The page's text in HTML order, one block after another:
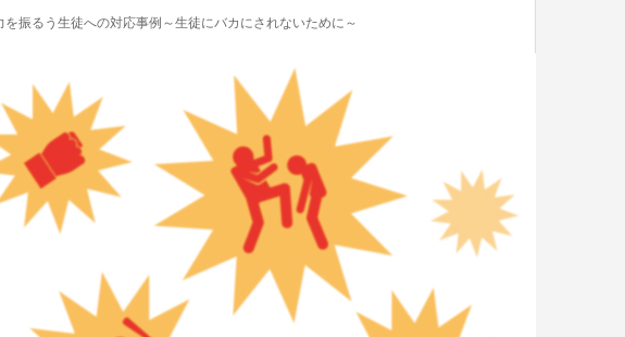
振るう生徒への対応事例～生徒にバカにされないために～